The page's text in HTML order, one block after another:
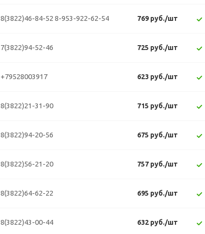
8(3822)46-84-52 8-953-922-62-54 769 руб./шт
7(3822)94-52-46 725 руб./шт
+79528003917 623 руб./шт
8(3822)21-31-90 715 руб./шт
8(3822)94-20-56 675 руб./шт
8(3822)56-21-20 757 руб./шт
8(3822)64-62-22 695 руб./шт
8(3822)43-00-44 632 руб./шт